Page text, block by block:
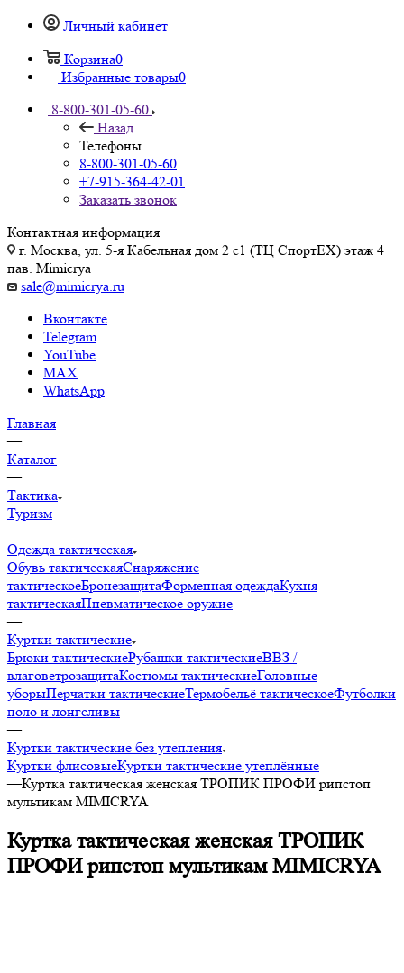
Личный кабинет
Корзина0
Избранные товары0
8-800-301-05-60
Назад
Телефоны
8-800-301-05-60
+7-915-364-42-01
Заказать звонок
Контактная информация
г. Москва, ул. 5-я Кабельная дом 2 с1 (ТЦ СпортEX) этаж 4
пав. Mimicrya
sale@mimicrya.ru
Вконтакте
Telegram
YouTube
MAX
WhatsApp
Главная
—
Каталог
—
Тактика
Туризм
—
Одежда тактическая
Обувь тактическаяСнаряжение
тактическоеБронезащитаФорменная одеждаКухня
тактическаяПневматическое оружие
—
Куртки тактические
Брюки тактическиеРубашки тактическиеВВЗ /
влаговетрозащитаКостюмы тактическиеГоловные
уборыПерчатки тактическиеТермобельё тактическоеФутболки
поло и лонгсливы
—
Куртки тактические без утепления
Куртки флисовыеКуртки тактические утеплённые
—Куртка тактическая женская ТРОПИК ПРОФИ рипстоп
мультикам MIMICRYA
Куртка тактическая женская ТРОПИК
ПРОФИ рипстоп мультикам MIMICRYA